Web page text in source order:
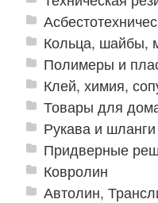
Кольца, шайбы,
Полимеры и
Клей, химия,
Товары для
Рукава и
Придверные
Ковролин
Автолин,